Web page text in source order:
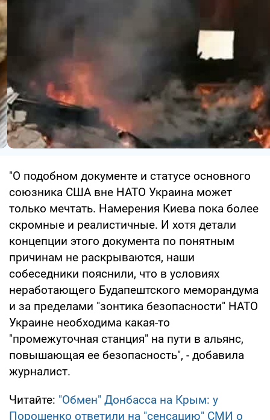
"О подобном документе и статусе основного
союзника США вне НАТО Украина может
только мечтать. Намерения Киева пока более
скромные и реалистичные. И хотя детали
концепции этого документа по понятным
причинам не раскрываются, наши
собеседники пояснили, что в условиях
неработающего Будапештского меморандума
и за пределами "зонтика безопасности" НАТО
Украине необходима какая-то
"промежуточная станция" на пути в альянс,
повышающая ее безопасность", - добавила
журналист.
Читайте: "Обмен" Донбасса на Крым: у
Порошенко ответили на "сенсацию" СМИ о